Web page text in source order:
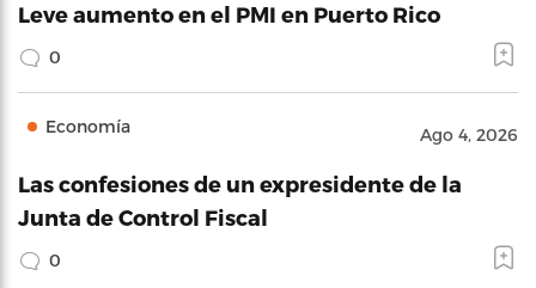
Leve aumento en el PMI en Puerto Rico
0
Economía Ago 4, 2026
Las confesiones de un expresidente de la
Junta de Control Fiscal
0